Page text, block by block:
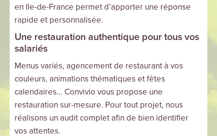
en Ile-de-France permet d’apporter une réponse
rapide et personnalisée.
Une restauration authentique pour tous vos
salariés
Menus variés, agencement de restaurant à vos
couleurs, animations thématiques et fêtes
calendaires… Convivio vous propose une
restauration sur-mesure. Pour tout projet, nous
réalisons un audit complet afin de bien identifier
vos attentes.